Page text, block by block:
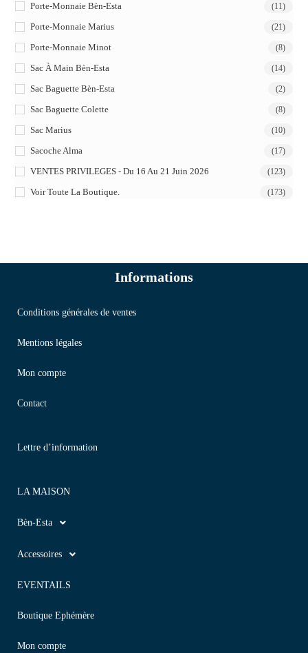
Porte-Monnaie Bèn-Esta (11)
Porte-Monnaie Marius (21)
Porte-Monnaie Minot (8)
Sac À Main Bèn-Esta (14)
Sac Baguette Bèn-Esta (2)
Sac Baguette Colette (8)
Sac Marius (10)
Sacoche Alma (17)
VENTES PRIVILEGES - Du 16 Au 21 Juin 2026 (123)
Voir Toute La Boutique. (173)
Informations
Conditions générales de ventes
Mentions légales
Mon compte
Contact
Lettre d’information
LA MAISON
Bèn-Esta
Accessoires
EVENTAILS
Boutique Ephémère
Mon compte